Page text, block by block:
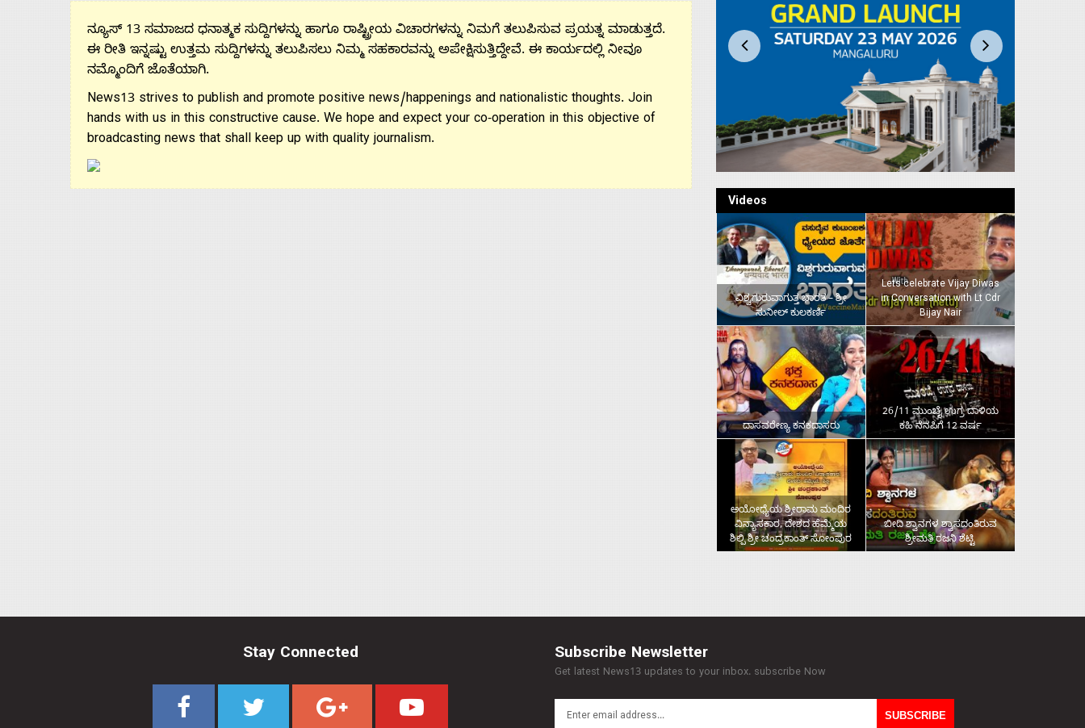
ನ್ಯೂಸ್ 13 ಸಮಾಜದ ಧನಾತ್ಮಕ ಸುದ್ದಿಗಳನ್ನು ಹಾಗೂ ರಾಷ್ಟ್ರೀಯ ವಿಚಾರಗಳನ್ನು ನಿಮಗೆ ತಲುಪಿಸುವ ಪ್ರಯತ್ನ ಮಾಡುತ್ತದೆ.
ಈ ರೀತಿ ಇನ್ನಷ್ಟು ಉತ್ತಮ ಸುದ್ದಿಗಳನ್ನು ತಲುಪಿಸಲು ನಿಮ್ಮ ಸಹಕಾರವನ್ನು ಅಪೇಕ್ಷಿಸುತ್ತಿದ್ದೇವೆ. ಈ ಕಾರ್ಯದಲ್ಲಿ ನೀವೂ
ನಮ್ಮೊಂದಿಗೆ ಜೊತೆಯಾಗಿ.
News13 strives to publish and promote positive news/happenings and nationalistic thoughts. Join
hands with us in this constructive cause. We hope and expect your co-operation in this objective of
broadcasting news that shall keep up with quality journalism.
Videos
ವಿಶ್ವಗುರುವಾಗುತ್ತ ಭಾರತ – ಶ್ರೀ
ಸುನೀಲ್‌ ಕುಲಕರ್ಣಿ
Lets celebrate Vijay Diwas
in Conversation with Lt Cdr
Bijay Nair
ದಾಸವರೇಣ್ಯ ಕನಕದಾಸರು
26/11 ಮುಂಬೈ ಉಗ್ರ ದಾಳಿಯ
ಕಹಿ ನೆನಪಿಗೆ 12 ವರ್ಷ
ಅಯೋಧ್ಯೆಯ ಶ್ರೀರಾಮ ಮಂದಿರ
ವಿನ್ಯಾಸಕಾರ, ದೇಶದ ಹೆಮ್ಮೆಯ
ಶಿಲ್ಪಿ ಶ್ರೀ ಚಂದ್ರಕಾಂತ್‌ ಸೋಂಪುರ
ಬೀದಿ ಶ್ವಾನಗಳ ಶ್ವಾಸದಂತಿರುವ
ಶ್ರೀಮತಿ ರಜನಿ ಶೆಟ್ಟಿ
Stay Connected Subscribe Newsletter
Get latest News13 updates to your inbox. subscribe Now